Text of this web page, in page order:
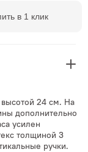
в 1 клик
24 см. На
дополнительно
усилен
толщиной 3
ручки.